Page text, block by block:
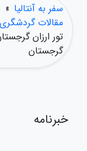
سفر به آنتالیا »
مقالات گردشگری
تور ارزان
گرجستان
خبرنامه